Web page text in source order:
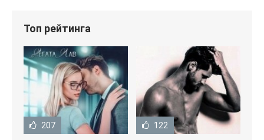
Топ рейтинга
207 122